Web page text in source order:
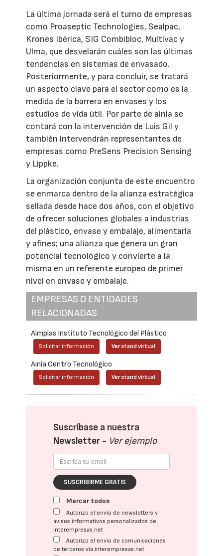
La última jornada será el turno de empresas
como Proaseptic Technologies, Sealpac,
Krones Ibérica, SIG Combibloc, Multivac y
Ulma, que desvelarán cuáles son las últimas
tendencias en sistemas de envasado.
Posteriormente, y para concluir, se tratará
un aspecto clave para el sector como es la
medida de la barrera en envases y los
estudios de vida útil. Por parte de ainia se
contará con la intervención de Luis Gil y
también intervendrán representantes de
empresas como PreSens Precision Sensing
y Lippke.
La organización conjunta de este encuentro
se enmarca dentro de la alianza estratégica
sellada desde hace dos años, con el objetivo
de ofrecer soluciones globales a industrias
del plástico, envase y embalaje, alimentaria
y afines; una alianza que genera un gran
potencial tecnológico y convierte a la
misma en un referente europeo de primer
nivel en envase y embalaje.
EMPRESAS O ENTIDADES
RELACIONADAS
Aimplas Instituto Tecnológico del Plástico
Solicitar información Ver stand virtual
Ainia Centro Tecnológico
Solicitar información Ver stand virtual
Suscríbase a nuestra
Newsletter - Ver ejemplo
SUSCRIBIRME GRATIS
Marcar todos
Autorizo el envío de newsletters y
avisos informativos personalizados de
interempresas.net
Autorizo el envío de comunicaciones
de terceros vía interempresas.net